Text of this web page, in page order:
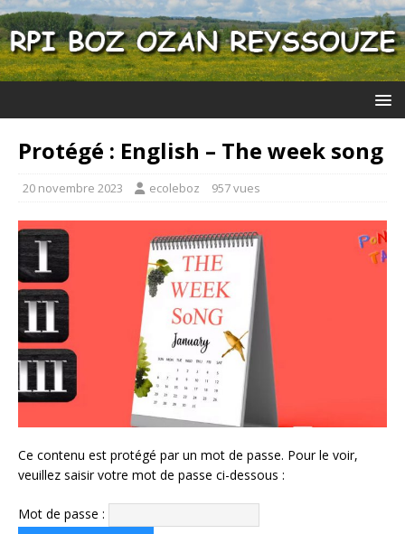
Protégé : English – The week song
20 novembre 2023 ecoleboz 957 vues
Ce contenu est protégé par un mot de passe. Pour le voir,
veuillez saisir votre mot de passe ci-dessous :
Mot de passe :